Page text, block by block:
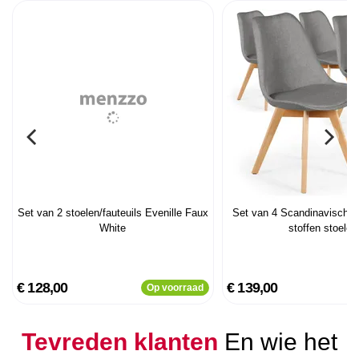
Set van 2 stoelen/fauteuils Evenille Faux
White
€ 128,00 Op voorraad
Set van 4 Scandinavische
stoffen stoelen
€ 139,00
Tevreden klanten En wie het